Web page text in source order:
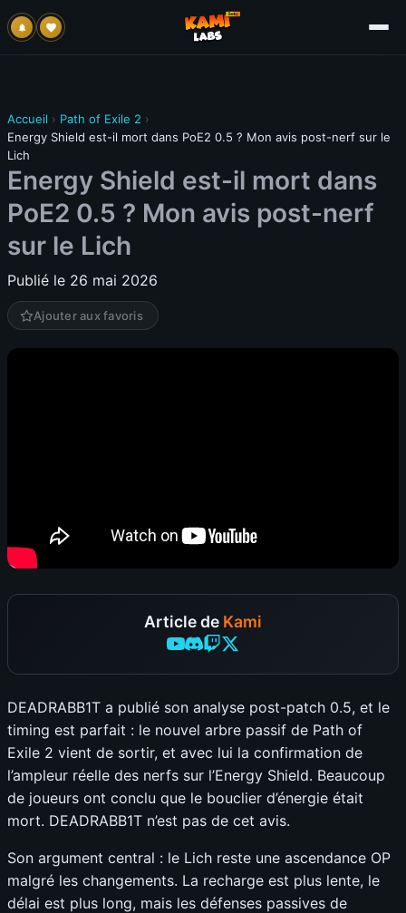
Accueil › Path of Exile 2 ›
Energy Shield est-il mort dans PoE2 0.5 ? Mon avis post-nerf sur le
Lich
Energy Shield est-il mort dans
PoE2 0.5 ? Mon avis post-nerf
sur le Lich
Publié le 26 mai 2026
Ajouter aux favoris
Article de Kami
DEADRABB1T a publié son analyse post-patch 0.5, et le
timing est parfait : le nouvel arbre passif de Path of
Exile 2 vient de sortir, et avec lui la confirmation de
l’ampleur réelle des nerfs sur l’Energy Shield. Beaucoup
de joueurs ont conclu que le bouclier d’énergie était
mort. DEADRABB1T n’est pas de cet avis.
Son argument central : le Lich reste une ascendance OP
malgré les changements. La recharge est plus lente, le
délai est plus long, mais les défenses passives de